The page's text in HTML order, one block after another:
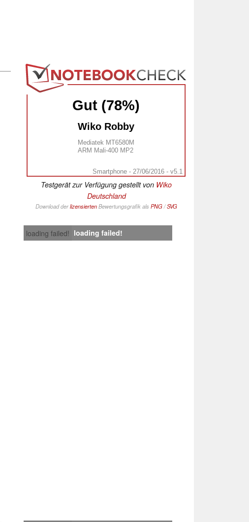
Gut (78%)
Wiko Robby
Mediatek MT6580M
ARM Mali-400 MP2
Smartphone - 27/06/2016 - v5.1
Testgerät zur Verfügung gestellt von Wiko
Deutschland
Download derlizensiertenBewertungsgrafik als PNG/SVG
loading failed! loading failed!